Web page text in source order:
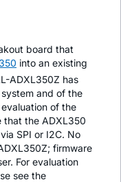
board that
into an existing
ADXL350Z has
and of the
of the
that the ADXL350
SPI or I2C. No
firmware
For evaluation
see the